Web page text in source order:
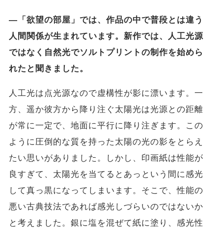
―「欲望の部屋」では、作品の中で普段とは違う
人間関係が生まれています。新作では、人工光源
ではなく自然光でソルトプリントの制作を始めら
れたと聞きました。
人工光は点光源なので虚構性が影に漂います。一
方、遥か彼方から降り注ぐ太陽光は光源との距離
が常に一定で、地面に平行に降り注ぎます。この
ように圧倒的な質を持った太陽の光の影をとらえ
たい思いがありました。しかし、印画紙は性能が
良すぎて、太陽光を当てるとあっという間に感光
して真っ黒になってしまいます。そこで、性能の
悪い古典技法であれば感光しづらいのではないか
と考えました。銀に塩を混ぜて紙に塗り、感光性